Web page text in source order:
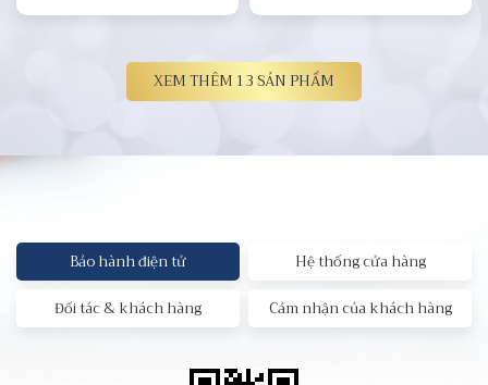
XEM THÊM 13SẢN PHẨM
Bảo hành điện tử
Hệ thống cửa hàng
Đối tác & khách hàng
Cảm nhận của khách hàng